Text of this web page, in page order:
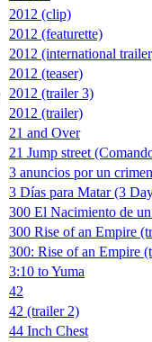
2012 (clip)
2012 (featurette)
2012 (international
2012 (teaser)
2012 (trailer 3)
2012 (trailer)
21 and Over
21 Jump street
3 anuncios por un
3 Días para Matar (3
300 El Nacimiento de
300 Rise of an Empire
300: Rise of an Empire
3:10 to Yuma
42
42 (trailer 2)
44 Inch Chest